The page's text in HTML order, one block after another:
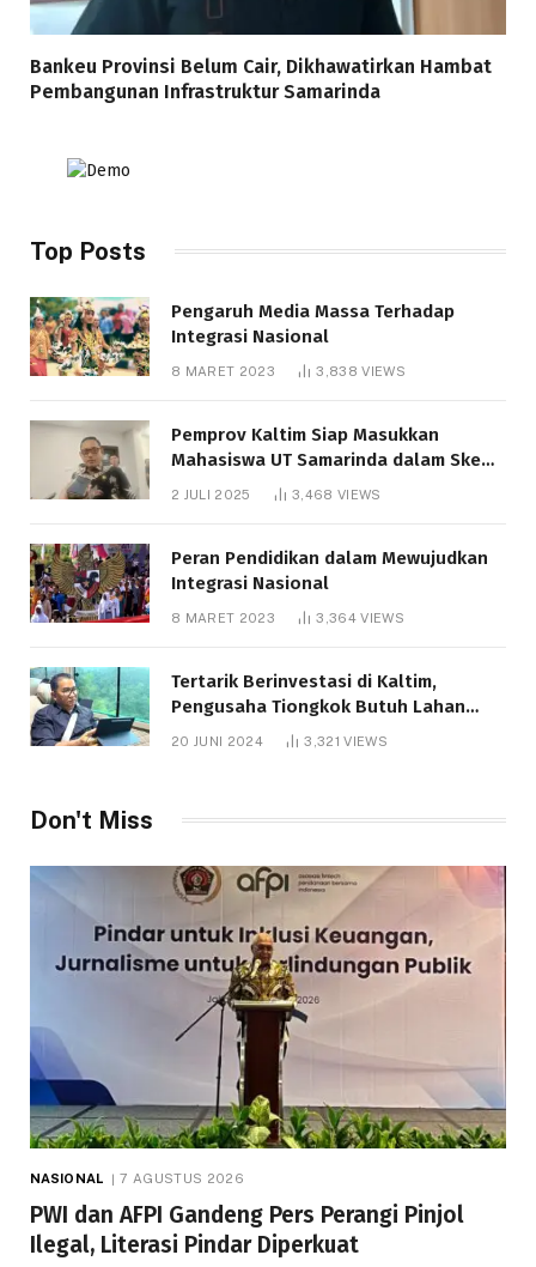
Bankeu Provinsi Belum Cair, Dikhawatirkan Hambat
Pembangunan Infrastruktur Samarinda
Top Posts
Pengaruh Media Massa Terhadap
Integrasi Nasional
8 MARET 2023 3,838VIEWS
Pemprov Kaltim Siap Masukkan
Mahasiswa UT Samarinda dalam Skema
Bantuan Pendidikan Gratispol
2 JULI 2025 3,468 VIEWS
Peran Pendidikan dalam Mewujudkan
Integrasi Nasional
8 MARET 2023 3,364VIEWS
Tertarik Berinvestasi di Kaltim,
Pengusaha Tiongkok Butuh Lahan
20 JUNI 2024 3,321VIEWS
Don't Miss
NASIONAL 7 AGUSTUS 2026
PWI dan AFPI Gandeng Pers Perangi Pinjol
Ilegal, Literasi Pindar Diperkuat